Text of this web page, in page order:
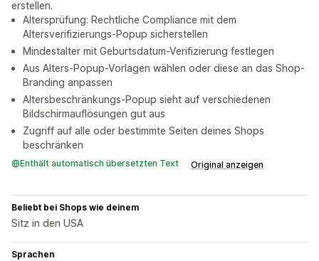
erstellen.
Altersprüfung: Rechtliche Compliance mit dem
Altersverifizierungs-Popup sicherstellen
Mindestalter mit Geburtsdatum-Verifizierung festlegen
Aus Alters-Popup-Vorlagen wählen oder diese an das Shop-
Branding anpassen
Altersbeschränkungs-Popup sieht auf verschiedenen
Bildschirmauflösungen gut aus
Zugriff auf alle oder bestimmte Seiten deines Shops
beschränken
Enthält automatisch übersetzten Text Original anzeigen
Beliebt bei Shops wie deinem
Sitz in den USA
Sprachen